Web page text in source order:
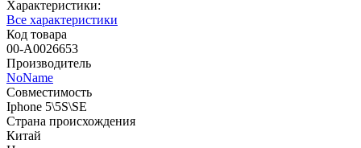
Характеристики:
Все характеристики
Код товара
00-А0026653
Производитель
NoName
Совместимость
Iphone 5\5S\SE
Страна происхождения
Китай